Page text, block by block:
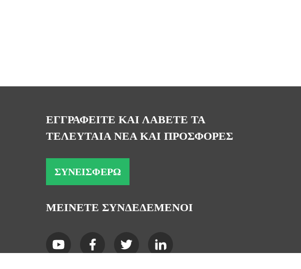
ΕΓΓΡΑΦΕΙΤΕ ΚΑΙ ΛΑΒΕΤΕ ΤΑ
ΤΕΛΕΥΤΑΙΑ ΝΕΑ ΚΑΙ ΠΡΟΣΦΟΡΕΣ
ΣΥΝΕΙΣΦΈΡΩ
ΜΕΙΝΕΤΕ ΣΥΝΔΕΔΕΜΕΝΟΙ